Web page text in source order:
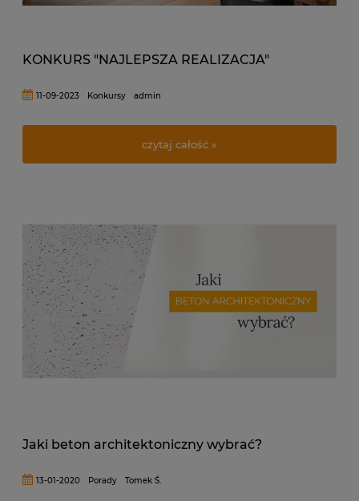
KONKURS "NAJLEPSZA REALIZACJA"
11-09-2023 Konkursy admin
czytaj całość »
Jaki beton architektoniczny wybrać?
13-01-2020 Porady Tomek Ś.